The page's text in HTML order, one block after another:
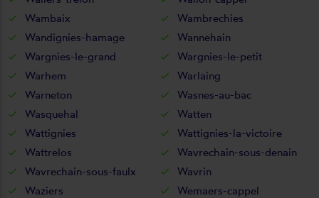
Wambaix
Wambrechies
Wandignies-hamage
Wannehain
Wargnies-le-grand
Wargnies-le-petit
Warhem
Warlaing
Warneton
Wasnes-au-bac
Wasquehal
Watten
Wattignies
Wattignies-la-victoire
Wattrelos
Wavrechain-sous-denain
Wavrechain-sous-faulx
Wavrin
Waziers
Wemaers-cappel